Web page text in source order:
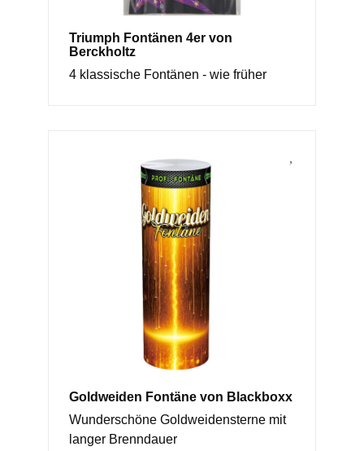
Triumph Fontänen 4er von
Berckholtz
4 klassische Fontänen - wie früher
Goldweiden Fontäne von Blackboxx
Wunderschöne Goldweidensterne mit
langer Brenndauer